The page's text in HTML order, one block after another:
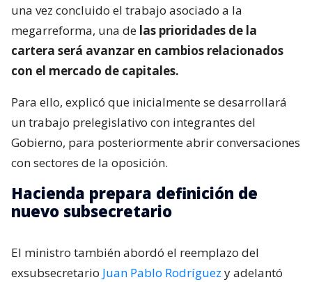
una vez concluido el trabajo asociado a la
megarreforma, una de las prioridades de la
cartera será avanzar en cambios relacionados
con el mercado de capitales.
Para ello, explicó que inicialmente se desarrollará
un trabajo prelegislativo con integrantes del
Gobierno, para posteriormente abrir conversaciones
con sectores de la oposición.
Hacienda prepara definición de
nuevo subsecretario
El ministro también abordó el reemplazo del
exsubsecretario Juan Pablo Rodríguez y adelantó